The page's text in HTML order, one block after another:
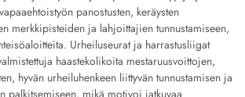
panostusten, keräysten
merkkipisteiden ja lahjoittajien tunnustamiseen,
Urheiluseurat ja harrastusliigat
haastekolikoita mestaruusvoittojen,
hyvän urheiluhenkeen liittyvän tunnustamisen ja
palkitsemiseen, mikä motivoi jatkuvaa